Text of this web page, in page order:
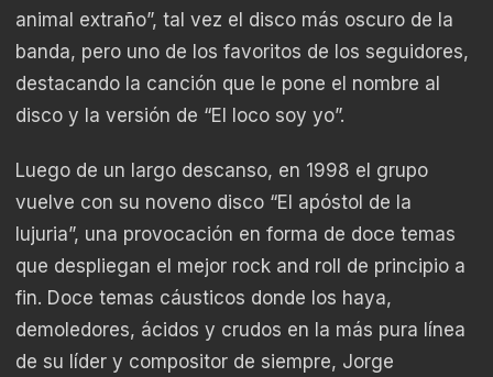
animal extraño”, tal vez el disco más oscuro de la
banda, pero uno de los favoritos de los seguidores,
destacando la canción que le pone el nombre al
disco y la versión de “El loco soy yo”.
Luego de un largo descanso, en 1998 el grupo
vuelve con su noveno disco “El apóstol de la
lujuria”, una provocación en forma de doce temas
que despliegan el mejor rock and roll de principio a
fin. Doce temas cáusticos donde los haya,
demoledores, ácidos y crudos en la más pura línea
de su líder y compositor de siempre, Jorge